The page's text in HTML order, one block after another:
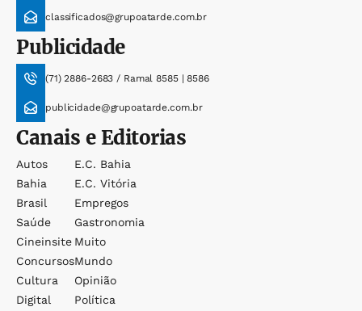
classificados@grupoatarde.com.br
Publicidade
(71) 2886-2683 / Ramal 8585 | 8586
publicidade@grupoatarde.com.br
Canais e Editorias
Autos
Bahia
Brasil
Saúde
Cineinsite
Concursos
Cultura
Digital
E.c. Bahia
E.c. Vitória
Empregos
Gastronomia
Muito
Mundo
Opinião
Política